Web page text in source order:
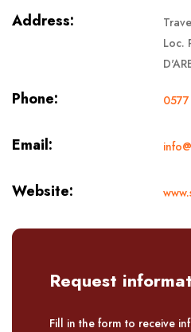
Address:
Loc.
Phone:
Email:
Website:
Request
Fill in the form to receive